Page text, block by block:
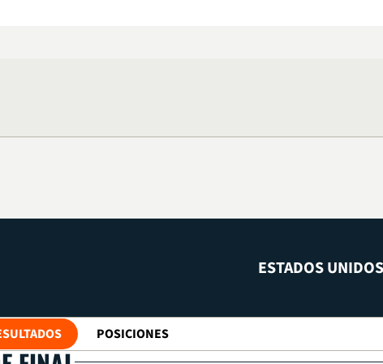
ESTADOS UNIDOS
POSICIONES